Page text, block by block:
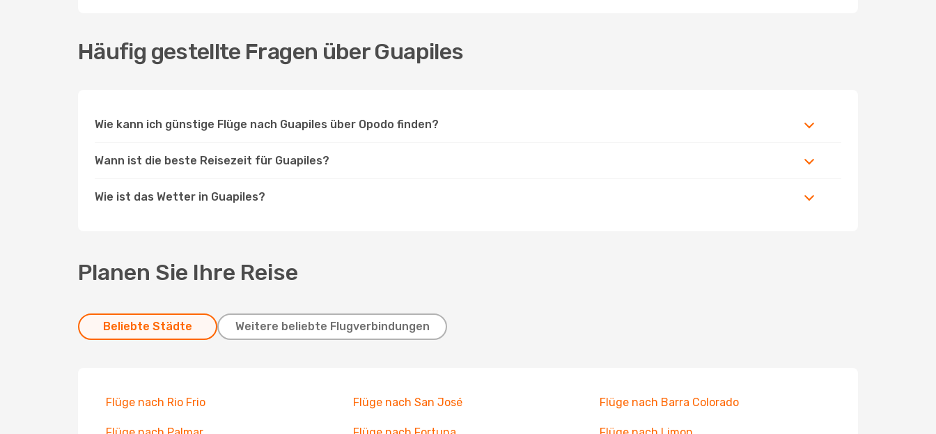
Häufig gestellte Fragen über Guapiles
Wie kann ich günstige Flüge nach Guapiles über Opodo finden?
Wann ist die beste Reisezeit für Guapiles?
Wie ist das Wetter in Guapiles?
Planen Sie Ihre Reise
Beliebte Städte Weitere beliebte Flugverbindungen
Flüge nach Rio Frio Flüge nach San José Flüge nach Barra Colorado